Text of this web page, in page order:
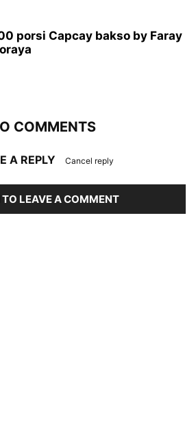
porsi Capcay bakso by Faray
COMMENTS
A REPLY Cancel reply
TO LEAVE A COMMENT